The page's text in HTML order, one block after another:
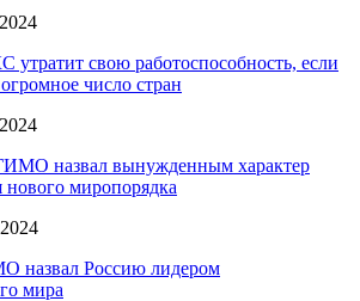
свою работоспособность, если
число стран
назвал вынужденным характер
миропорядка
назвал Россию лидером
мира